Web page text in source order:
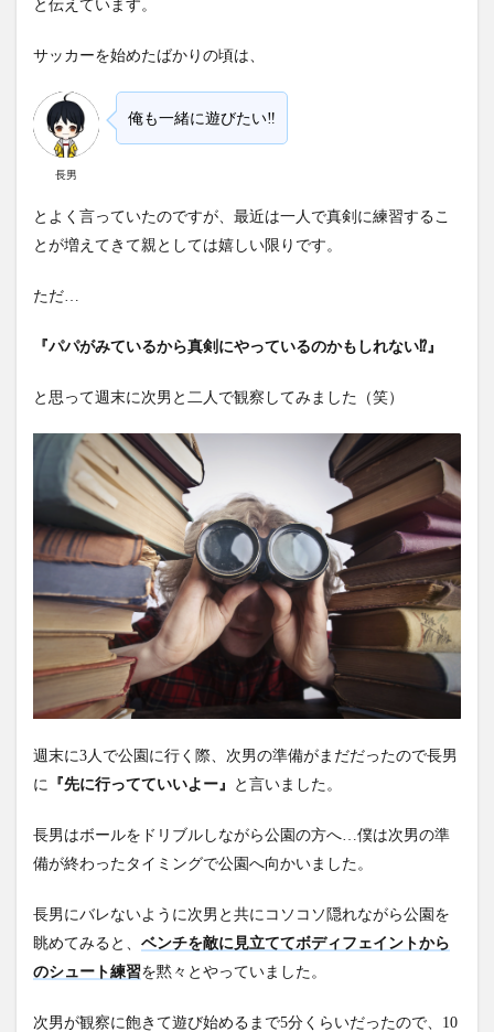
と伝えています。
サッカーを始めたばかりの頃は、
長男
俺も一緒に遊びたい‼
とよく言っていたのですが、最近は一人で真剣に練習するこ
とが増えてきて親としては嬉しい限 りです。
ただ…
『パパがみているから真剣にやっているのかもしれない⁉︎』
と思って週末に次男と二人で観察してみました（笑）
週末に3人で公園に行く際、 次男の準備がまだだったので長男
に
『先に行ってていいよー』 と言いま した。
長男はボールをドリブルしながら公園の方へ…僕は次男の準
備が終わったタイミ ングで公園へ向かいました。
長男にバレないように次男と共にコソコソ隠れながら公園を
眺めてみると
ベンチを敵に見立ててボディフェイントから
のシュート練習を黙々とやっていました。
次男が観察に飽きて遊び始めるまで5分くらいだったので、10